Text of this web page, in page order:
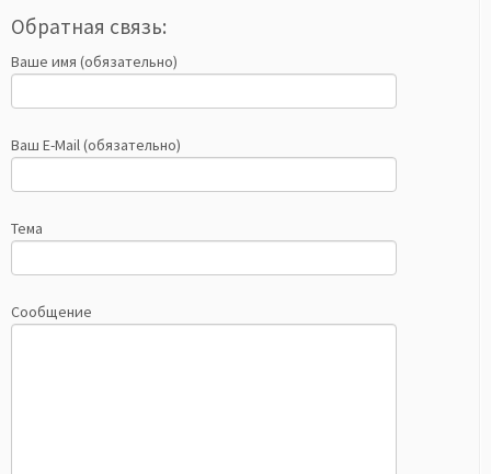
Обратная связь:
Ваше имя (обязательно)
Ваш E-Mail (обязательно)
Тема
Сообщение